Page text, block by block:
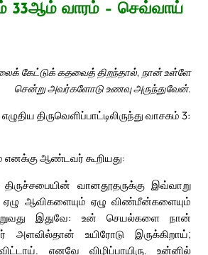
33ஆம் வாரம் – செவ்வாய்
கேட்டுக் கதவைத் திறந்தால், நான் உள்ளே
சென்று அவர்களோடு உணவு அருந்துவேன்.
திருவெளிப்பாட்டிலிருந்து வாசகம் 3:
ஆண்டவர் கூறியது:
வானதூதருக்கு இவ்வாறு
ஏழு ஆவிகளையும் ஏழு விண்மீன்களையும்
இதுவே: உன் செயல்களை நான்
உயிரோடு இருக்கிறாய்;
எனவே விழிப்பாயிரு. உன்னில்